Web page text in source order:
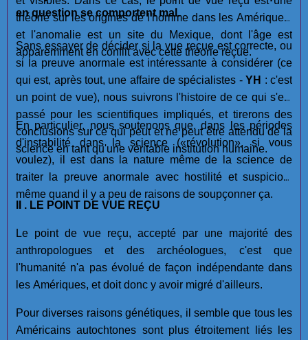
en question se comportent mal.
théorie sur les origines de l'homme dans les Amériques,
et l'anomalie est un site du Mexique, dont l'âge est
apparemment en conflit avec cette théorie reçue.
Sans essayer de décider si la vue reçue est correcte, ou
si la preuve anormale est intéressante à considérer (ce
qui est, après tout, une affaire de spécialistes - YH : c'est
un point de vue), nous suivrons l'histoire de ce qui s'est
passé pour les scientifiques impliqués, et tirerons des
conclusions sur ce qui peut et ne peut être attendu de la
science en tant qu'une véritable institution humaine.
En particulier, nous soutenons que, dans les périodes
d'instabilité dans la science («révolution», si vous
voulez), il est dans la nature même de la science de
traiter la preuve anormale avec hostilité et suspicion,
même quand il y a peu de raisons de soupçonner ça.
II . LE POINT DE VUE REÇU
Le point de vue reçu, accepté par une majorité des
anthropologues et des archéologues, c'est que
l'humanité n'a pas évolué de façon indépendante dans
les Amériques, et doit donc y avoir migré d'ailleurs.
Pour diverses raisons génétiques, il semble que tous les
Américains autochtones sont plus étroitement liés les